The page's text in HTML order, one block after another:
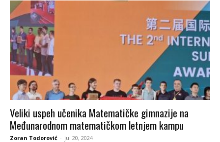
Veliki uspeh učenika Matematičke gimnazije na
Međunarodnom matematičkom letnjem kampu
Zoran Todorović - jul 20, 2024